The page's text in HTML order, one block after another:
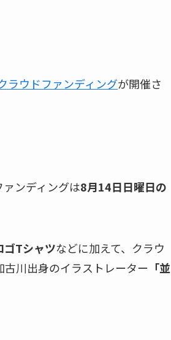
ラウドファンディングが開催さ
ンディングは8月14日日曜日の
ゴTシャツなどに加えて、クラウ
古川出身のイラストレーター 「並